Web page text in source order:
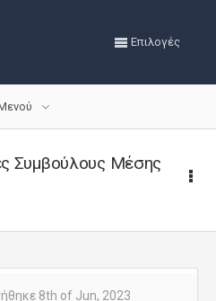
Επιλογές
Συμβούλους Μέσης
8th of Jun, 2023